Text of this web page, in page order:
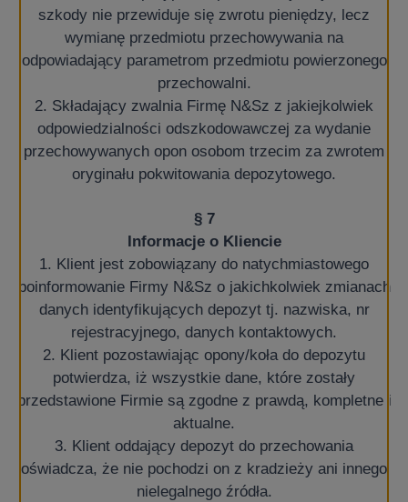
szkody nie przewiduje się zwrotu pieniędzy, lecz
wymianę przedmiotu przechowywania na
odpowiadający parametrom przedmiotu powierzonego
przechowalni.
2. Składający zwalnia Firmę N&Sz z jakiejkolwiek
odpowiedzialności odszkodowawczej za wydanie
przechowywanych opon osobom trzecim za zwrotem
oryginału pokwitowania depozytowego.
§ 7
Informacje o Kliencie
1. Klient jest zobowiązany do natychmiastowego
poinformowanie Firmy N&Sz o jakichkolwiek zmianach
danych identyfikujących depozyt tj. nazwiska, nr
rejestracyjnego, danych kontaktowych.
2. Klient pozostawiając opony/koła do depozytu
potwierdza, iż wszystkie dane, które zostały
przedstawione Firmie są zgodne z prawdą, kompletne i
aktualne.
3. Klient oddający depozyt do przechowania
oświadcza, że nie pochodzi on z kradzieży ani innego
nielegalnego źródła.